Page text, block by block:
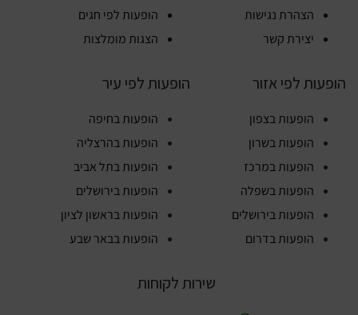
הצהרת נגישות
יצירת קשר
הופעות לפי חגים
הצגות מומלצות
הופעות לפי אזור
הופעות בצפון
הופעות בשרון
הופעות במרכז
הופעות בשפלה
הופעות בירושלים
הופעות בדרום
הופעות לפי עיר
הופעות בחיפה
הופעות בהרצליה
הופעות בתל אביב
הופעות בירושלים
הופעות בראשון לציון
הופעות בבאר שבע
שירות לקוחות